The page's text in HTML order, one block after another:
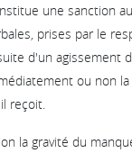
une sanction
prises par le
d'un agissement
ou non
reçoit.
la gravité du